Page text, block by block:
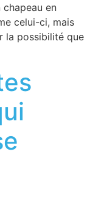
chapeau en
celui-ci, mais
la possibilité que